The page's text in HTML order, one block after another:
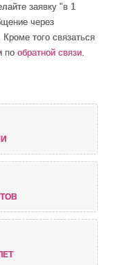
заявку "в 1
через
того связаться
по обратной связи